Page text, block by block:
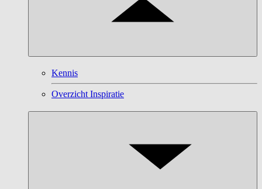
Kennis
Overzicht Inspiratie